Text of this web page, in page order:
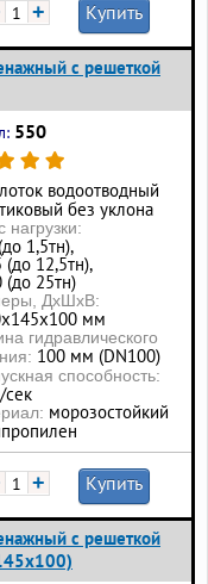
+ Купить
с решеткой
550
лоток водоотводный
без уклона
нагрузки:
1,5тн),
(до 12,5тн),
(до 25тн)
ДхШхВ:
мм
гидравлического
100 мм (DN100)
способность:
сек
морозостойкий
+ Купить
с решеткой